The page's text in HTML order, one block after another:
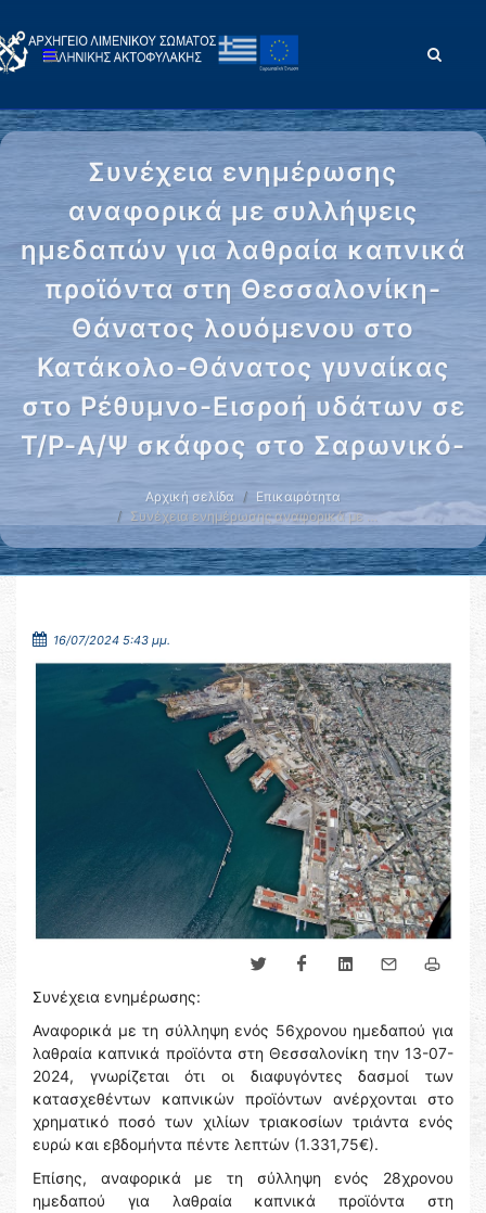
Συνέχεια ενημέρωσης
αναφορικά με συλλήψεις
ημεδαπών για λαθραία καπνικά
προϊόντα στη Θεσσαλονίκη-
Θάνατος λουόμενου στο
Κατάκολο-Θάνατος γυναίκας
στο Ρέθυμνο-Εισροή υδάτων σε
Τ/Ρ-Α/Ψ σκάφος στο Σαρωνικό-
Αρχική σελίδα
Επικαιρότητα
Συνέχεια ενημέρωσης αναφορικά με …
16/07/2024 5:43 μμ.
Συνέχεια ενημέρωσης:
Αναφορικά με τη σύλληψη ενός 56χρονου ημεδαπού για
λαθραία καπνικά προϊόντα στη Θεσσαλονίκη την 13-07-
2024, γνωρίζεται ότι οι διαφυγόντες δασμοί των
κατασχεθέντων καπνικών προϊόντων ανέρχονται στο
χρηματικό ποσό των χιλίων τριακοσίων τριάντα ενός
ευρώ και εβδομήντα πέντε λεπτών (1.331,75€).
Επίσης, αναφορικά με τη σύλληψη ενός 28χρονου
ημεδαπού για λαθραία καπνικά προϊόντα στη